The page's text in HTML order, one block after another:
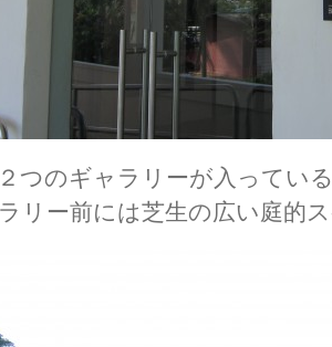
つのギャラリーが入ってい
リー前には芝生の広い庭的